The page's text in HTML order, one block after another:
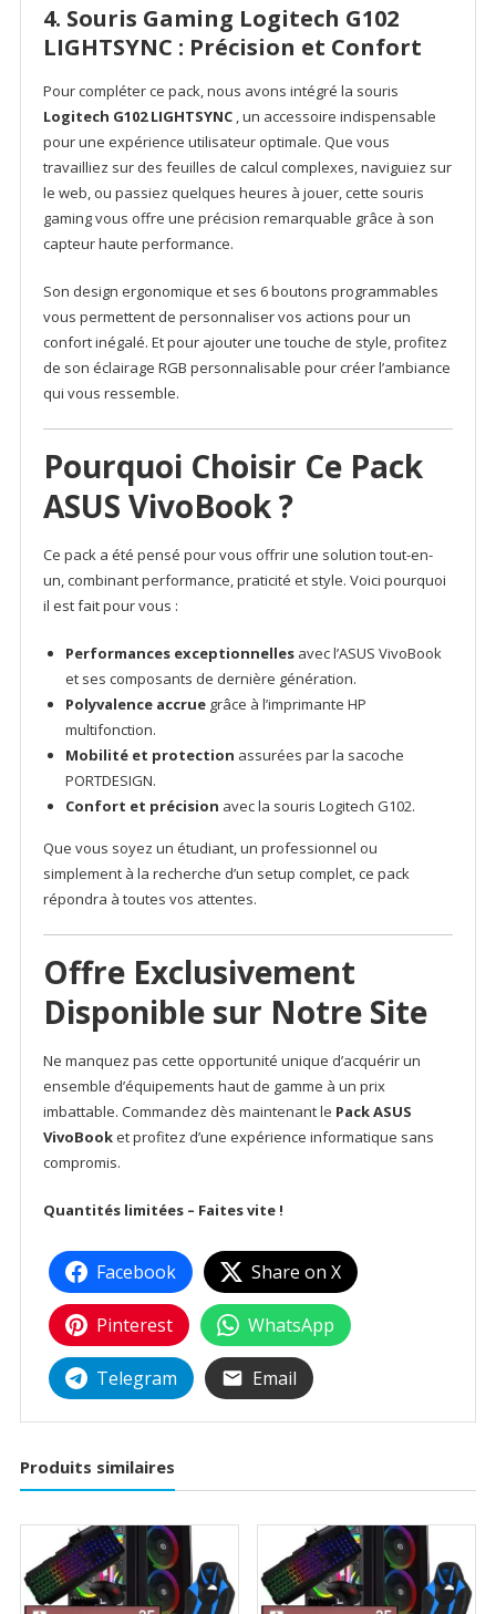
4. Souris Gaming Logitech G102
LIGHTSYNC : Précision et Confort
Pour compléter ce pack, nous avons intégré la souris
Logitech G102 LIGHTSYNC , un accessoire indispensable
pour une expérience utilisateur optimale. Que vous
travailliez sur des feuilles de calcul complexes, naviguiez sur
le web, ou passiez quelques heures à jouer, cette souris
gaming vous offre une précision remarquable grâce à son
capteur haute performance.
Son design ergonomique et ses 6 boutons programmables
vous permettent de personnaliser vos actions pour un
confort inégalé. Et pour ajouter une touche de style, profitez
de son éclairage RGB personnalisable pour créer l’ambiance
qui vous ressemble.
Pourquoi Choisir Ce Pack
ASUS VivoBook ?
Ce pack a été pensé pour vous offrir une solution tout-en-
un, combinant performance, praticité et style. Voici pourquoi
il est fait pour vous :
Performances exceptionnelles avec l’ASUS VivoBook
et ses composants de dernière génération.
Polyvalence accrue grâce à l’imprimante HP
multifonction.
Mobilité et protection assurées par la sacoche
PORTDESIGN.
Confort et précision avec la souris Logitech G102.
Que vous soyez un étudiant, un professionnel ou
simplement à la recherche d’un setup complet, ce pack
répondra à toutes vos attentes.
Offre Exclusivement
Disponible sur Notre Site
Ne manquez pas cette opportunité unique d’acquérir un
ensemble d’équipements haut de gamme à un prix
imbattable. Commandez dès maintenant le Pack ASUS
VivoBooket profitez d’une expérience informatique sans
compromis.
Quantités limitées – Faites vite !
Facebook Share on X
Pinterest WhatsApp
Telegram Email
Produits similaires